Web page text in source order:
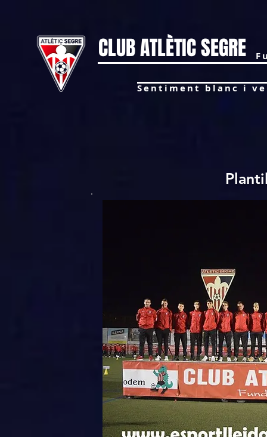
CLUB ATLÈTIC SEGRE
Sentiment blanc i